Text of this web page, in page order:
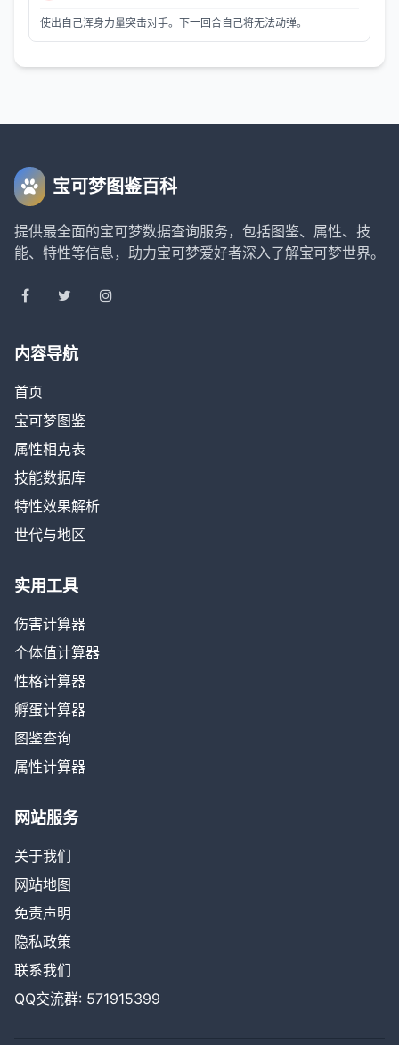
使出自己浑身力量突击对手。下一回合自己将无法动弹。
宝可梦图鉴百科
提供最全面的宝可梦数据查询服务，包括图鉴、属性、技
能、特性等信息，助力宝可梦爱好者深入了解宝可梦世界。
内容导航
首页
宝可梦图鉴
属性相克表
技能数据库
特性效果解析
世代与地区
实用工具
伤害计算器
个体值计算器
性格计算器
孵蛋计算器
图鉴查询
属性计算器
网站服务
关于我们
网站地图
免责声明
隐私政策
联系我们
QQ交流群: 571915399